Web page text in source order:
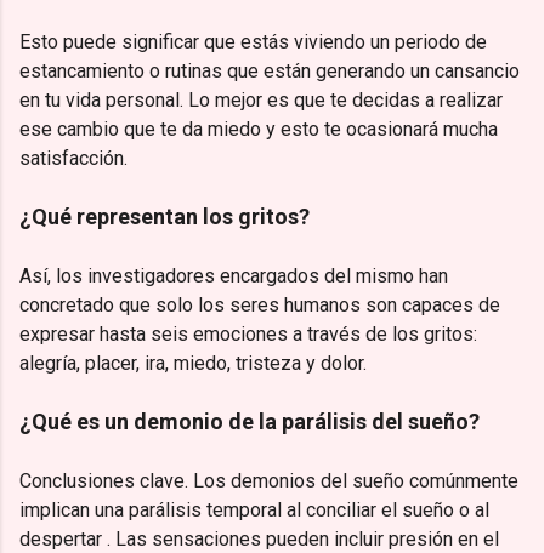
Esto puede significar que estás viviendo un periodo de
estancamiento o rutinas que están generando un cansancio
en tu vida personal. Lo mejor es que te decidas a realizar
ese cambio que te da miedo y esto te ocasionará mucha
satisfacción.
¿Qué representan los gritos?
Así, los investigadores encargados del mismo han
concretado que solo los seres humanos son capaces de
expresar hasta seis emociones a través de los gritos:
alegría, placer, ira, miedo, tristeza y dolor.
¿Qué es un demonio de la parálisis del sueño?
Conclusiones clave. Los demonios del sueño comúnmente
implican una parálisis temporal al conciliar el sueño o al
despertar . Las sensaciones pueden incluir presión en el